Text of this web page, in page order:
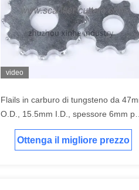
video
Flails in carburo di tungsteno da
O.D., 15.5mm I.D., spessore 6mm per
la preparazione delle superfici
Ottenga il migliore prezzo